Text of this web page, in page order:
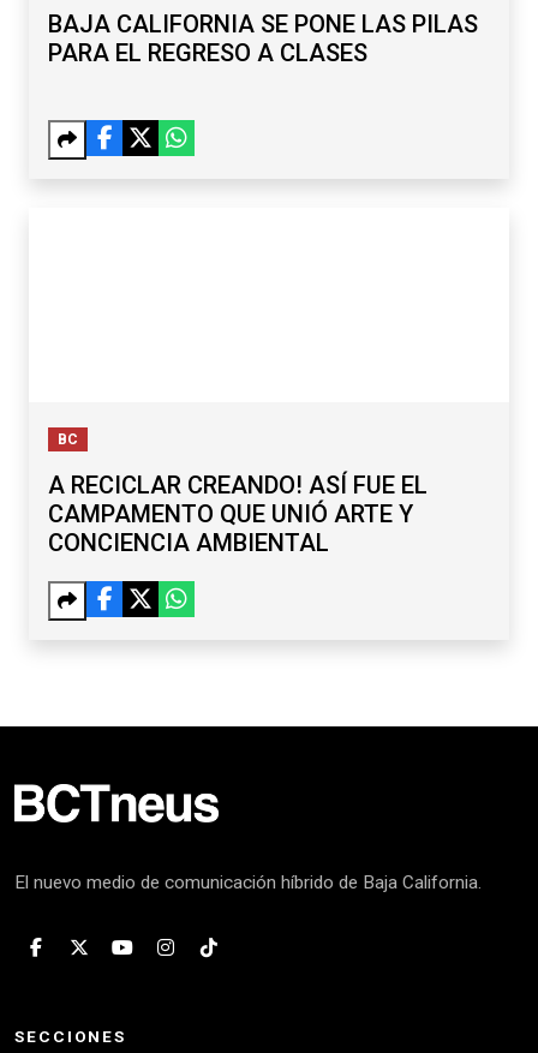
BAJA CALIFORNIA SE PONE LAS PILAS
PARA EL REGRESO A CLASES
BC
A RECICLAR CREANDO! ASÍ FUE EL
CAMPAMENTO QUE UNIÓ ARTE Y
CONCIENCIA AMBIENTAL
El nuevo medio de comunicación híbrido de Baja California.
SECCIONES